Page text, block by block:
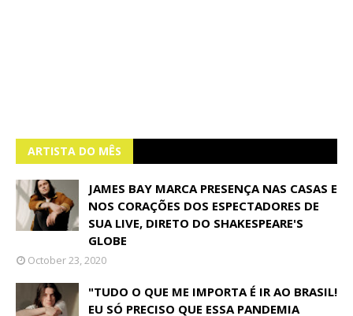
ARTISTA DO MÊS
JAMES BAY MARCA PRESENÇA NAS CASAS E
NOS CORAÇÕES DOS ESPECTADORES DE
SUA LIVE, DIRETO DO SHAKESPEARE'S
GLOBE
October 23, 2020
"TUDO O QUE ME IMPORTA É IR AO BRASIL!
EU SÓ PRECISO QUE ESSA PANDEMIA